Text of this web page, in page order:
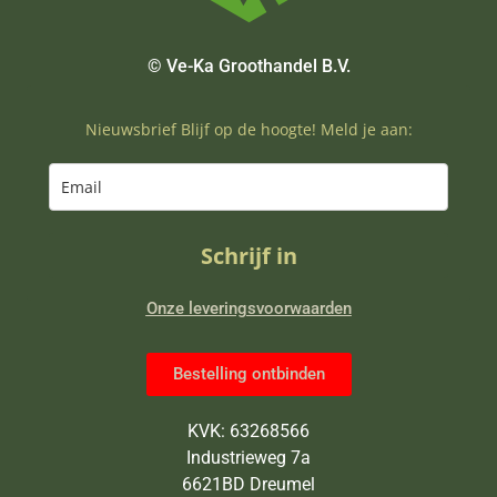
© Ve-Ka Groothandel B.V.
Nieuwsbrief Blijf op de hoogte! Meld je aan:
Schrijf in
Onze leveringsvoorwaarden
Bestelling ontbinden
KVK: 63268566
Industrieweg 7a
6621BD Dreumel